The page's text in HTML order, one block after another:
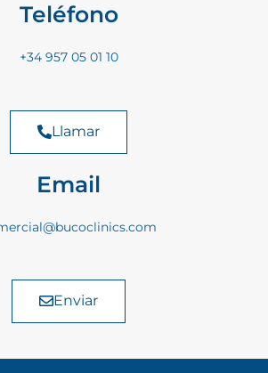
Teléfono
+34 957 05 01 10
Llamar
Email
Enviar